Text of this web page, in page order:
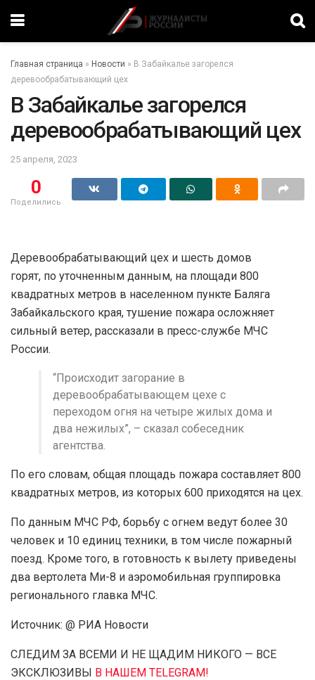
Главная страница » Новости » В Забайкалье загорелся
деревообрабатывающий цех
В Забайкалье загорелся
деревообрабатывающий цех
25 апреля, 2023
0
Поделились
Деревообрабатывающий цех и шесть домов
горят, по уточненным данным, на площади 800
квадратных метров в населенном пункте Баляга
Забайкальского края, тушение пожара осложняет
сильный ветер, рассказали в пресс-службе МЧС
России.
“Происходит загорание в
деревообрабатывающем цехе с
переходом огня на четыре жилых дома и
два нежилых”, – сказал собеседник
агентства.
По его словам, общая площадь пожара составляет 800
квадратных метров, из которых 600 приходятся на цех.
По данным МЧС РФ, борьбу с огнем ведут более 30
человек и 10 единиц техники, в том числе пожарный
поезд. Кроме того, в готовность к вылету приведены
два вертолета Ми-8 и аэромобильная группировка
регионального главка МЧС.
Источник: @ РИА Новости
СЛЕДИМ ЗА ВСЕМИ И НЕ ЩАДИМ НИКОГО — ВСЕ
ЭКСКЛЮЗИВЫ В НАШЕМ TELEGRAM!